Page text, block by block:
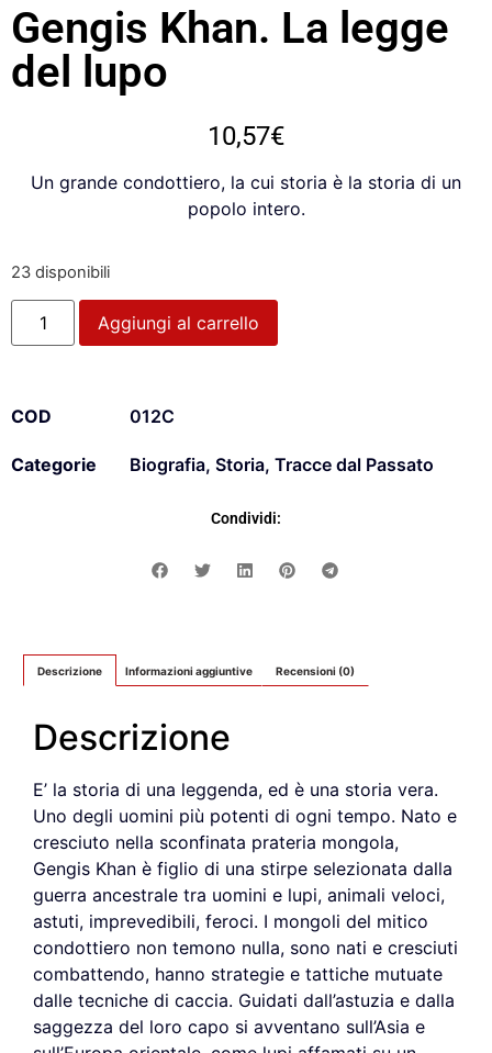
Gengis Khan. La legge
del lupo
10,57€
Un grande condottiero, la cui storia è la storia di un
popolo intero.
23 disponibili
Aggiungi al carrello
COD 012C
Categorie Biografia, Storia, Tracce dal Passato
Condividi:
Descrizione Informazioni aggiuntive Recensioni (0)
Descrizione
E’ la storia di una leggenda, ed è una storia vera.
Uno degli uomini più potenti di ogni tempo. Nato e
cresciuto nella sconfinata prateria mongola,
Gengis Khan è figlio di una stirpe selezionata dalla
guerra ancestrale tra uomini e lupi, animali veloci,
astuti, imprevedibili, feroci. I mongoli del mitico
condottiero non temono nulla, sono nati e cresciuti
combattendo, hanno strategie e tattiche mutuate
dalle tecniche di caccia. Guidati dall’astuzia e dalla
saggezza del loro capo si avventano sull’Asia e